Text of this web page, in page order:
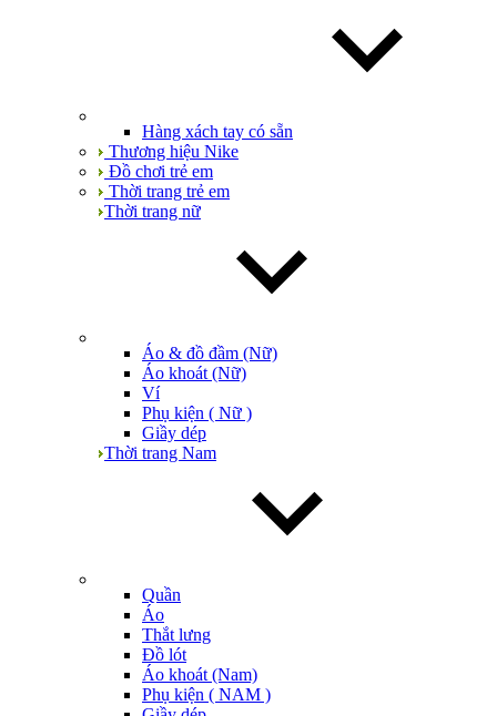
Hàng xách tay có sẵn
Thương hiệu Nike
Đồ chơi trẻ em
Thời trang trẻ em
Thời trang nữ
Áo & đồ đầm (Nữ)
Áo khoát (Nữ)
Ví
Phụ kiện ( Nữ )
Giầy dép
Thời trang Nam
Quần
Áo
Thắt lưng
Đồ lót
Áo khoát (Nam)
Phụ kiện ( NAM )